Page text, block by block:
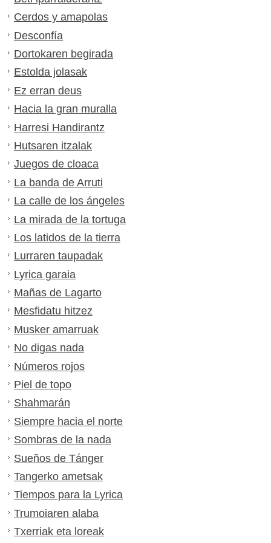
Cerdos y amapolas
Desconfía
Dortokaren begirada
Estolda jolasak
Ez erran deus
Hacia la gran muralla
Harresi Handirantz
Hutsaren itzalak
Juegos de cloaca
La banda de Arruti
La calle de los ángeles
La mirada de la tortuga
Los latidos de la tierra
Lurraren taupadak
Lyrica garaia
Mañas de Lagarto
Mesfidatu hitzez
Musker amarruak
No digas nada
Números rojos
Piel de topo
Shahmarán
Siempre hacia el norte
Sombras de la nada
Sueños de Tánger
Tangerko ametsak
Tiempos para la Lyrica
Trumoiaren alaba
Txerriak eta loreak